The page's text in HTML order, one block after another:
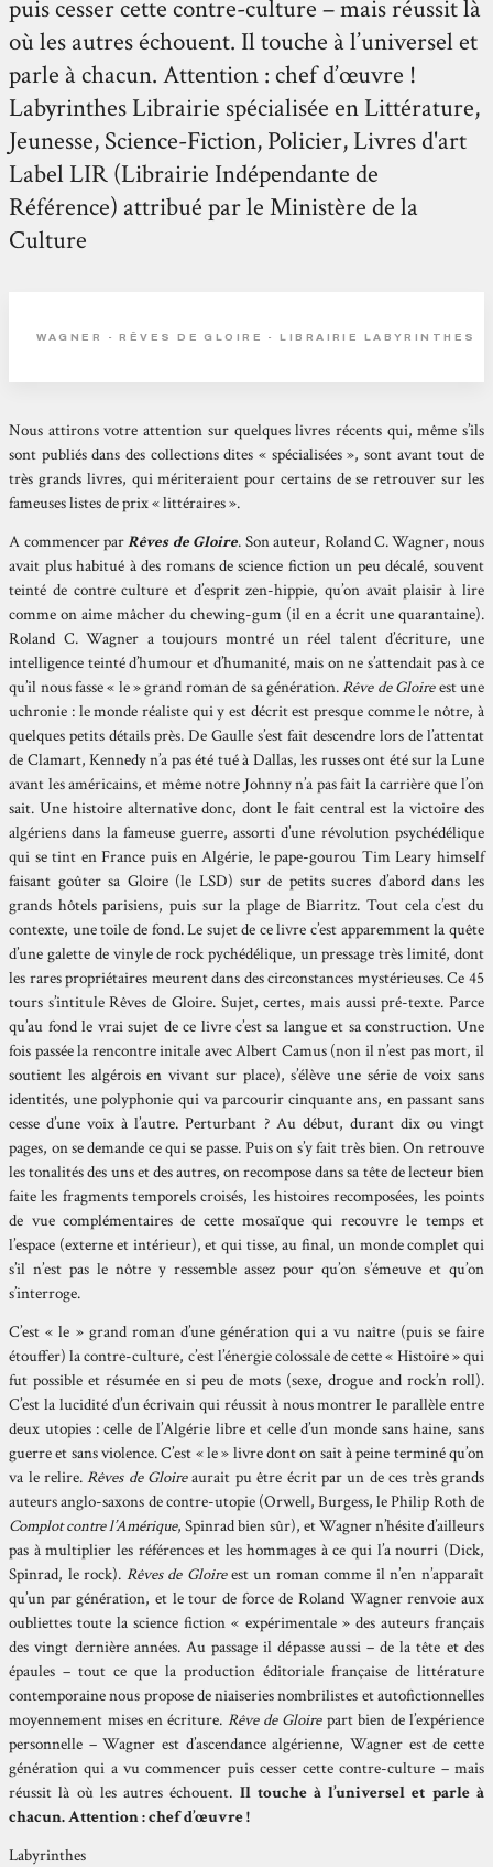
puis cesser cette contre-culture – mais réussit là
où les autres échouent. Il touche à l’universel et
parle à chacun. Attention : chef d’œuvre !
Labyrinthes Librairie spécialisée en Littérature,
Jeunesse, Science-Fiction, Policier, Livres d'art
Label LIR (Librairie Indépendante de
Référence) attribué par le Ministère de la
Culture
WAGNER - RÊVES DE GLOIRE - LIBRAIRIE LABYRINTHES
Nous attirons votre attention sur quelques livres récents qui, même s’ils
sont publiés dans des collections dites « spécialisées », sont avant tout de
très grands livres, qui mériteraient pour certains de se retrouver sur les
fameuses listes de prix « littéraires ».
A commencer parRêves de Gloire. Son auteur, Roland C. Wagner, nous
avait plus habitué à des romans de science fiction un peu décalé, souvent
teinté de contre culture et d’esprit zen-hippie, qu’on avait plaisir à lire
comme on aime mâcher du chewing-gum (il en a écrit une quarantaine).
Roland C. Wagner a toujours montré un réel talent d’écriture, une
intelligence teinté d’humour et d’humanité, mais on ne s’attendait pas à ce
qu’il nous fasse « le » grand roman de sa génération.Rêve de Gloireest une
uchronie : le monde réaliste qui y est décrit est presque comme le nôtre, à
quelques petits détails près. De Gaulle s’est fait descendre lors de l’attentat
de Clamart, Kennedy n’a pas été tué à Dallas, les russes ont été sur la Lune
avant les américains, et même notre Johnny n’a pas fait la carrière que l’on
sait. Une histoire alternative donc, dont le fait central est la victoire des
algériens dans la fameuse guerre, assorti d’une révolution psychédélique
qui se tint en France puis en Algérie, le pape-gourou Tim Leary himself
faisant goûter sa Gloire (le LSD) sur de petits sucres d’abord dans les
grands hôtels parisiens, puis sur la plage de Biarritz. Tout cela c’est du
contexte, une toile de fond. Le sujet de ce livre c’est apparemment la quête
d’une galette de vinyle de rock pychédélique, un pressage très limité, dont
les rares propriétaires meurent dans des circonstances mystérieuses. Ce 45
tours s’intitule Rêves de Gloire. Sujet, certes, mais aussi pré-texte. Parce
qu’au fond le vrai sujet de ce livre c’est sa langue et sa construction. Une
fois passée la rencontre initale avec Albert Camus (non il n’est pas mort, il
soutient les algérois en vivant sur place), s’élève une série de voix sans
identités, une polyphonie qui va parcourir cinquante ans, en passant sans
cesse d’une voix à l’autre. Perturbant ? Au début, durant dix ou vingt
pages, on se demande ce qui se passe. Puis on s’y fait très bien. On retrouve
les tonalités des uns et des autres, on recompose dans sa tête de lecteur bien
faite les fragments temporels croisés, les histoires recomposées, les points
de vue complémentaires de cette mosaïque qui recouvre le temps et
l’espace (externe et intérieur), et qui tisse, au final, un monde complet qui
s’il n’est pas le nôtre y ressemble assez pour qu’on s’émeuve et qu’on
s’interroge.
C’est « le » grand roman d’une génération qui a vu naître (puis se faire
étouffer) la contre-culture, c’est l’énergie colossale de cette « Histoire » qui
fut possible et résumée en si peu de mots (sexe, drogue and rock’n roll).
C’est la lucidité d’un écrivain qui réussit à nous montrer le parallèle entre
deux utopies : celle de l’Algérie libre et celle d’un monde sans haine, sans
guerre et sans violence. C’est « le » livre dont on sait à peine terminé qu’on
va le relire.Rêves de Gloireaurait pu être écrit par un de ces très grands
auteurs anglo-saxons de contre-utopie (Orwell, Burgess, le Philip Roth de
Complot contre l’Amérique, Spinrad bien sûr), et Wagner n’hésite d’ailleurs
pas à multiplier les références et les hommages à ce qui l’a nourri (Dick,
Spinrad, le rock). Rêves de Gloireest un roman comme il n’en n’apparaît
qu’un par génération, et le tour de force de Roland Wagner renvoie aux
oubliettes toute la science fiction « expérimentale » des auteurs français
des vingt dernière années. Au passage il dépasse aussi – de la tête et des
épaules – tout ce que la production éditoriale française de littérature
contemporaine nous propose de niaiseries nombrilistes et autofictionnelles
moyennement mises en écriture. Rêve de Gloire part bien de l’expérience
personnelle – Wagner est d’ascendance algérienne, Wagner est de cette
génération qui a vu commencer puis cesser cette contre-culture – mais
réussit là où les autres échouent. Il touche à l’universel et parle à
chacun. Attention : chef d’œuvre !
Labyrinthes